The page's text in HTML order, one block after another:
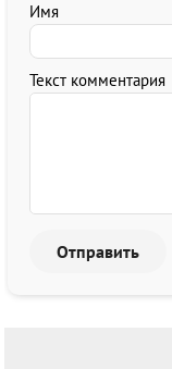
Имя
Текст комментария